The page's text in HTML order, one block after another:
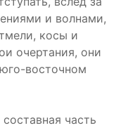
и волнами,
косы и
очертания, они
восточном
часть